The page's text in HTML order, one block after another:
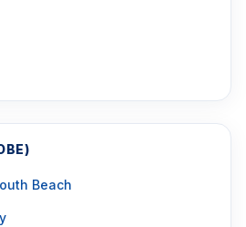
em Miami +1 305 540
telefone no Brasil SP 11-
Beach